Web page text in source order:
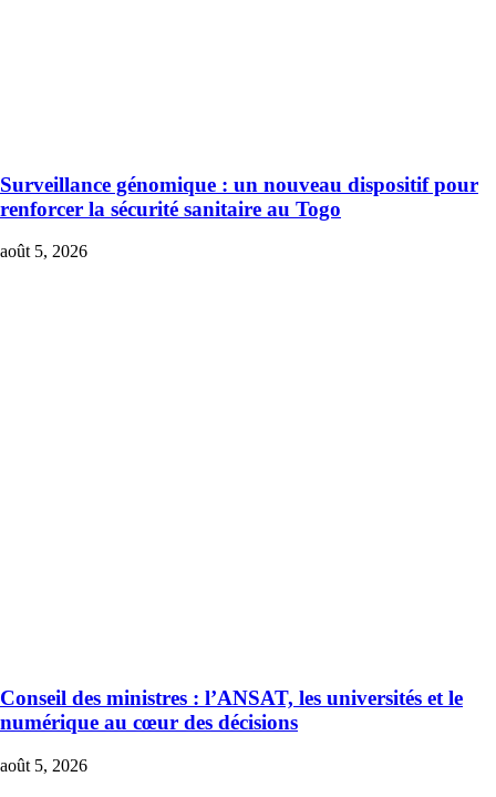
Surveillance génomique : un nouveau dispositif pour
renforcer la sécurité sanitaire au Togo
août 5, 2026
Conseil des ministres : l’ANSAT, les universités et le
numérique au cœur des décisions
août 5, 2026